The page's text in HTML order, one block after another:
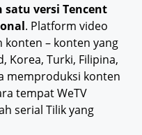
satu versi Tencent
. Platform video
konten – konten yang
Korea, Turki, Filipina,
memproduksi konten
tempat WeTV
serial Tilik yang